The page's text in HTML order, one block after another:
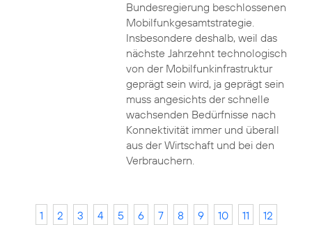
Bundesregierung beschlossenen
Mobilfunkgesamtstrategie.
Insbesondere deshalb, weil das
nächste Jahrzehnt technologisch
von der Mobilfunkinfrastruktur
geprägt sein wird, ja geprägt sein
muss angesichts der schnelle
wachsenden Bedürfnisse nach
Konnektivität immer und überall
aus der Wirtschaft und bei den
Verbrauchern.
1 2 3 4 5 6 7 8 9 10 11
12